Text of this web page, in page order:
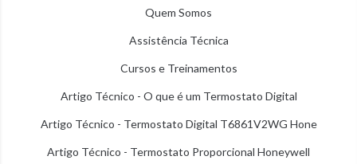
Quem Somos
Assistência Técnica
Cursos e Treinamentos
Artigo Técnico - O que é um Termostato Digital
Artigo Técnico - Termostato Digital T6861V2WG Hone
Artigo Técnico - Termostato Proporcional Honeywell